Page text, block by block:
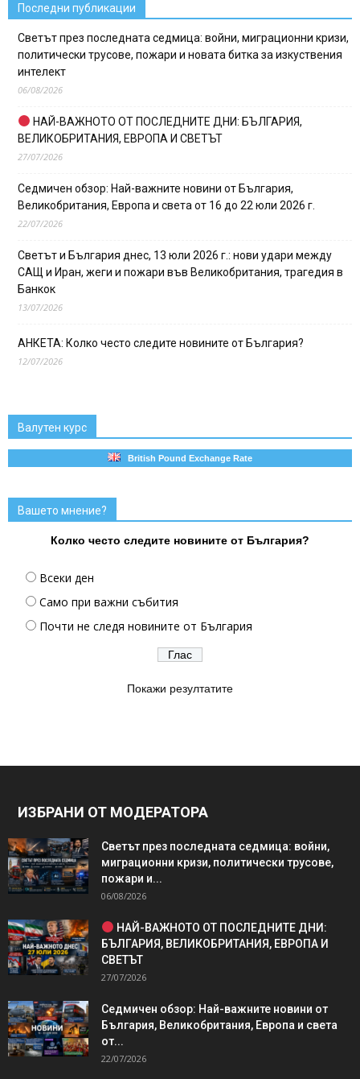
Последни публикации
Светът през последната седмица: войни, миграционни кризи,
политически трусове, пожари и новата битка за изкуствения
интелект
06/08/2026
НАЙ-ВАЖНОТО ОТ ПОСЛЕДНИТЕ ДНИ: БЪЛГАРИЯ,
ВЕЛИКОБРИТАНИЯ, ЕВРОПА И СВЕТЪТ
27/07/2026
Седмичен обзор: Най-важните новини от България,
Великобритания, Европа и света от 16 до 22 юли 2026 г.
22/07/2026
Светът и България днес, 13 юли 2026 г.: нови удари между
САЩ и Иран, жеги и пожари във Великобритания, трагедия в
Банкок
13/07/2026
АНКЕТА: Колко често следите новините от България?
12/07/2026
Валутен курс
British Pound Exchange Rate
Вашето мнение?
Колко често следите новините от България?
Всеки ден
Само при важни събития
Почти не следя новините от България
Покажи резултатите
ИЗБРАНИ ОТ МОДЕРАТОРА
Светът през последната седмица: войни,
миграционни кризи, политически трусове,
пожари и...
06/08/2026
НАЙ-ВАЖНОТО ОТ ПОСЛЕДНИТЕ ДНИ:
БЪЛГАРИЯ, ВЕЛИКОБРИТАНИЯ, ЕВРОПА И
СВЕТЪТ
27/07/2026
Седмичен обзор: Най-важните новини от
България, Великобритания, Европа и света
от...
22/07/2026